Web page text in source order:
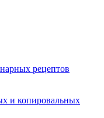
рецептов
и копировальных